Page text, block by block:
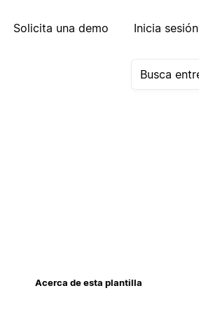
Solicita una demo Inicia sesión
Acerca de esta plantilla